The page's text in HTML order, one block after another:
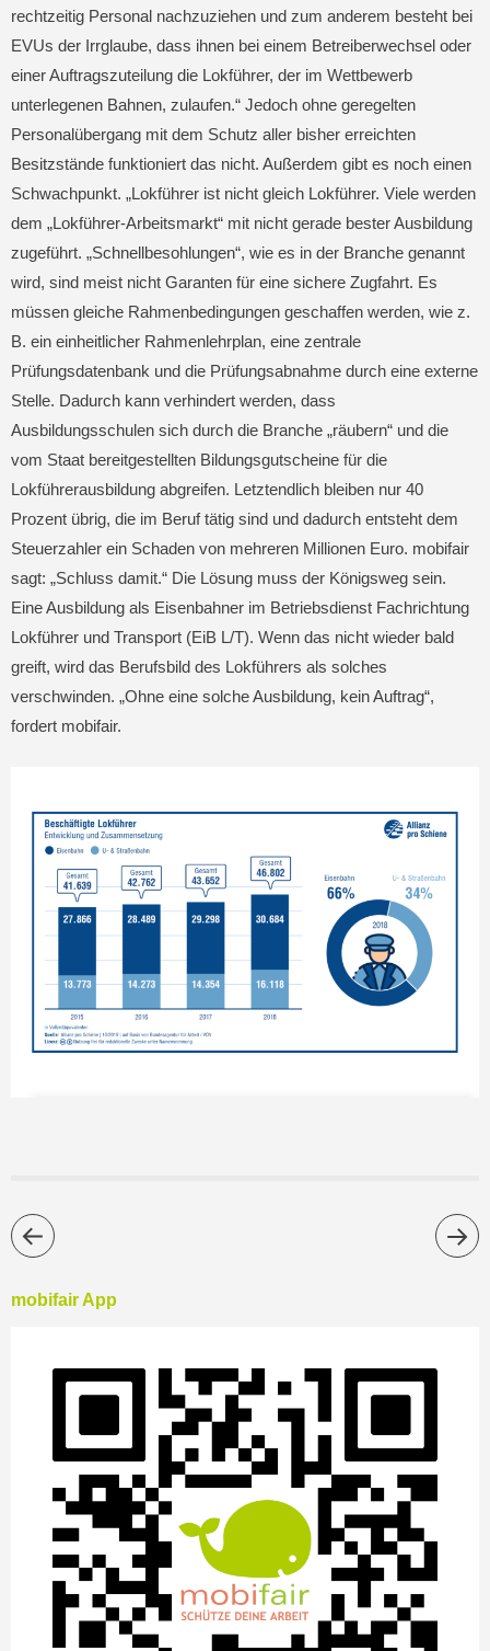
rechtzeitig Personal nachzuziehen und zum anderem besteht bei
EVUs der Irrglaube, dass ihnen bei einem Betreiberwechsel oder
einer Auftragszuteilung die Lokführer, der im Wettbewerb
unterlegenen Bahnen, zulaufen.“ Jedoch ohne geregelten
Personalübergang mit dem Schutz aller bisher erreichten
Besitzstände funktioniert das nicht. Außerdem gibt es noch einen
Schwachpunkt. „Lokführer ist nicht gleich Lokführer. Viele werden
dem „Lokführer-Arbeitsmarkt“ mit nicht gerade bester Ausbildung
zugeführt. „Schnellbesohlungen“, wie es in der Branche genannt
wird, sind meist nicht Garanten für eine sichere Zugfahrt. Es
müssen gleiche Rahmenbedingungen geschaffen werden, wie z.
B. ein einheitlicher Rahmenlehrplan, eine zentrale
Prüfungsdatenbank und die Prüfungsabnahme durch eine externe
Stelle. Dadurch kann verhindert werden, dass
Ausbildungsschulen sich durch die Branche „räubern“ und die
vom Staat bereitgestellten Bildungsgutscheine für die
Lokführerausbildung abgreifen. Letztendlich bleiben nur 40
Prozent übrig, die im Beruf tätig sind und dadurch entsteht dem
Steuerzahler ein Schaden von mehreren Millionen Euro. mobifair
sagt: „Schluss damit.“ Die Lösung muss der Königsweg sein.
Eine Ausbildung als Eisenbahner im Betriebsdienst Fachrichtung
Lokführer und Transport (EiB L/T). Wenn das nicht wieder bald
greift, wird das Berufsbild des Lokführers als solches
verschwinden. „Ohne eine solche Ausbildung, kein Auftrag“,
fordert mobifair.
mobifair App